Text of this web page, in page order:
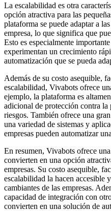
La escalabilidad es otra
opción atractiva para las
plataforma se puede adaptar a
empresa, lo que significa que
Esto es especialmente
experimentan un crecimiento
automatización que se pueda
Además de su costo asequible,
escalabilidad, Vivabots ofrece
ejemplo, la plataforma es
adicional de protección contra la
riesgos. También ofrece una
una variedad de sistemas y
empresas pueden automatizar
En resumen, Vivabots ofrece
convierten en una opción
empresas. Su costo asequible,
escalabilidad la hacen accesible
cambiantes de las empresas.
capacidad de integración con
convierten en una solución de